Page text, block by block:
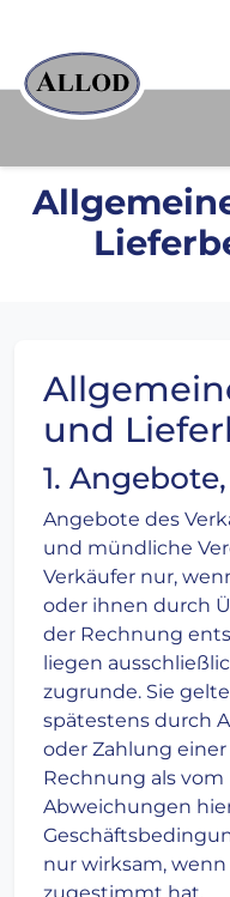
und
1.
Angebote des
und mündliche
Verkäufer nur,
oder ihnen durch
der Rechnung
liegen
zugrunde. Sie
spätestens durch
oder Zahlung
Rechnung als
Abweichungen
nur wirksam,